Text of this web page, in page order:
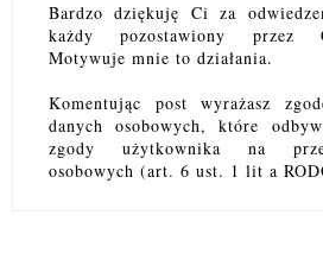
Bardzo dziękuję Ci za
każdy pozostawiony przez
Motywuje mnie to działania.
Komentując post wyrażasz
danych osobowych, które
zgody użytkownika na
osobowych (art. 6 ust. 1 lit a